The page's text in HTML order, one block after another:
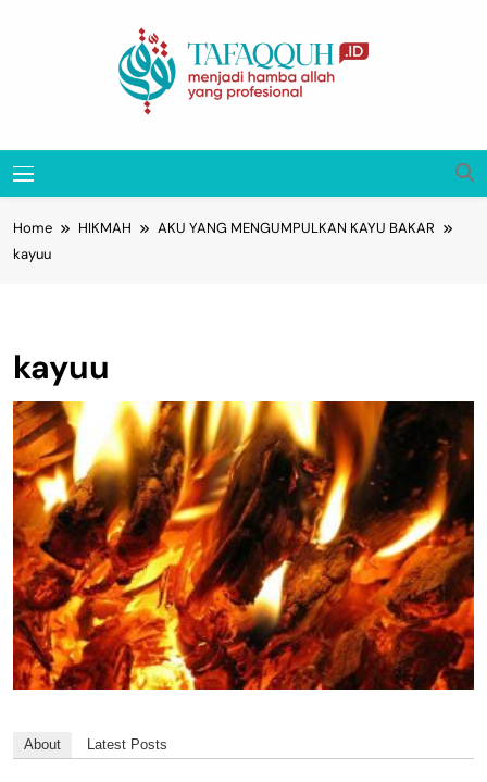
Tafaqquh.ID
Home HIKMAH
AKU YANG MENGUMPULKAN KAYU BAKAR
kayuu
kayuu
About Latest Posts